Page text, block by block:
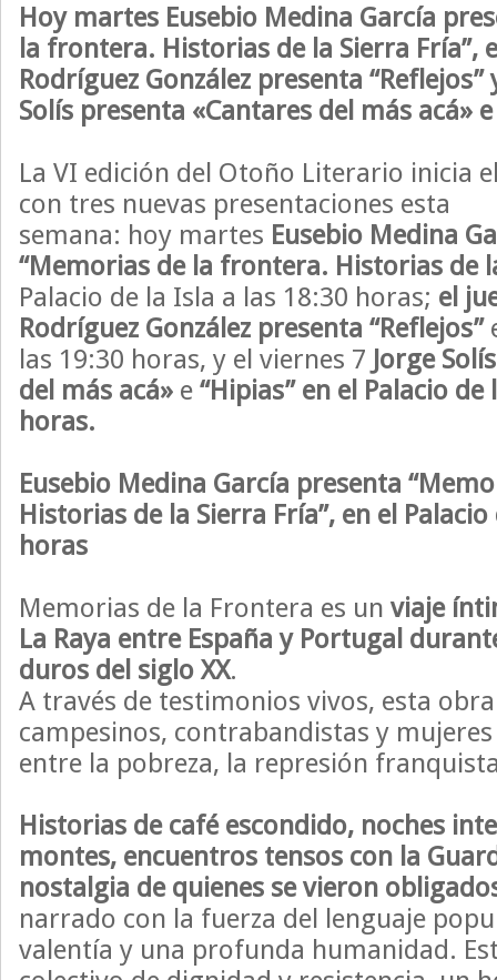
Hoy martes Eusebio Medina García
la frontera. Historias de la Sierra Fría”,
Rodríguez González presenta
Solís presenta «Cantares del más acá» e
La VI edición del Otoño Literario inicia
con tres nuevas presentaciones esta
semana: hoy martes Eusebio Medina
“Memorias de la frontera. Historias de
Palacio de la Isla a las 18:30 horas; el
Rodríguez González presenta “Reflejos”
las 19:30 horas, y el viernes 7 Jorge
del más acá» e “Hipias” en el Palacio de
horas.
Eusebio Medina García presenta
Historias de la Sierra Fría”, en el
horas
Memorias de la Frontera es un viaje
La Raya entre España y Portugal
duros del siglo XX.
A través de testimonios vivos, esta
campesinos, contrabandistas y
entre la pobreza, la represión
Historias de café escondido, noches
montes, encuentros tensos con la
nostalgia de quienes se vieron
narrado con la fuerza del lenguaje
valentía y una profunda humanidad.